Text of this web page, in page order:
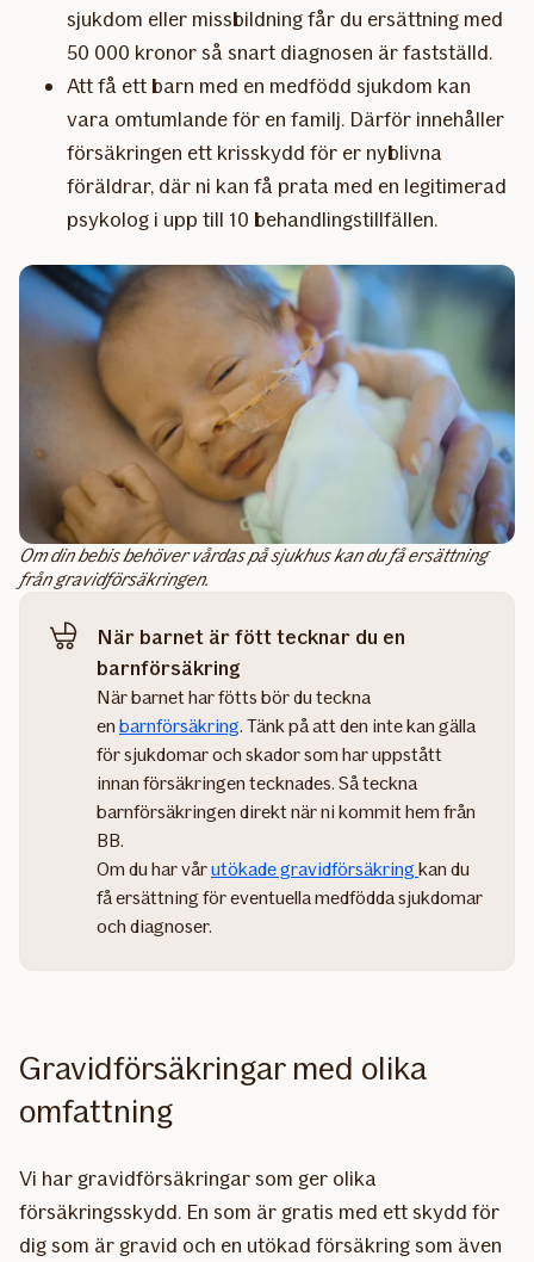
sjukdom eller missbildning får du ersättning med
50 000 kronor så snart diagnosen är fastställd.
Att få ett barn med en medfödd sjukdom kan
vara omtumlande för en familj. Därför innehåller
försäkringen ett krisskydd för er nyblivna
föräldrar, där ni kan få prata med en legitimerad
psykolog i upp till 10 behandlingstillfällen.
Om din bebis behöver vårdas på sjukhus kan du få ersättning
från gravidförsäkringen.
När barnet är fött tecknar du en
barnförsäkring
När barnet har fötts bör du teckna
en barnförsäkring. Tänk på att den inte kan gälla
för sjukdomar och skador som har uppstått
innan försäkringen tecknades. Så teckna
barnförsäkringen direkt när ni kommit hem från
BB.
Om du har vårutökade gravidförsäkringkan du
få ersättning för eventuella medfödda sjukdomar
och diagnoser.
Gravidförsäkringar med olika
omfattning
Vi har gravidförsäkringar som ger olika
försäkringsskydd. En som är gratis med ett skydd för
dig som är gravid och en utökad försäkring som även